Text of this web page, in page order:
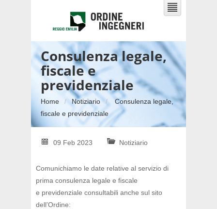
Consulenza legale,
fiscale e
previdenziale
Home Notiziario
Consulenza legale,
fiscale e previdenziale
09 Feb 2023 Notiziario
Comunichiamo le date relative al servizio di
prima consulenza legale e fiscale
e previdenziale consultabili anche sul sito
dell’Ordine: